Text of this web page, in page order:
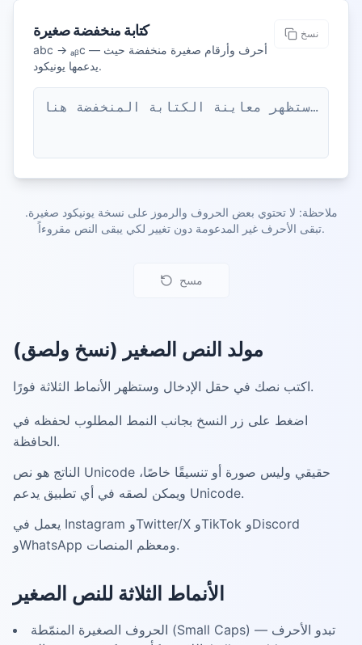
كتابة منخفضة صغيرة
abc → ₐᵦc — أحرف وأرقام صغيرة منخفضة حيث
يدعمها يونيكود.
نسخ
ستظهر معاينة الكتابة المنخفضة هنا…
ملاحظة: لا تحتوي بعض الحروف والرموز على نسخة يونيكود صغيرة.
تبقى الأحرف غير المدعومة دون تغيير لكي يبقى النص مقروءاً.
مسح
مولد النص الصغير (نسخ ولصق)
اكتب نصك في حقل الإدخال وستظهر الأنماط الثلاثة فورًا.
اضغط على زر النسخ بجانب النمط المطلوب لحفظه في
الحافظة.
الناتج هو نص Unicode حقيقي وليس صورة أو تنسيقًا خاصًا،
ويمكن لصقه في أي تطبيق يدعم Unicode.
يعمل في Instagram وTwitter/X وTikTok وDiscord
وWhatsApp ومعظم المنصات.
الأنماط الثلاثة للنص الصغير
الحروف الصغيرة المنمّطة (Small Caps) — تبدو الأحرف